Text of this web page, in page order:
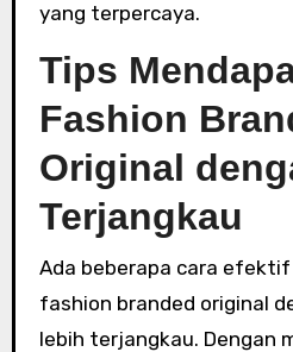
yang terpercaya.
Tips
Fashion
Original
Terjangkau
Ada beberapa cara
fashion branded original
lebih terjangkau. Dengan